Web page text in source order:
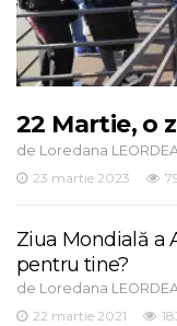
22 Martie, o
de Loredana
23 martie 2023
Ziua Mondială a
pentru tine?
de Loredana
22 martie 2021